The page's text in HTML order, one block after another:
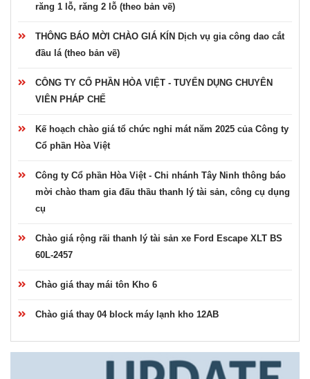
răng 1 lỗ, răng 2 lỗ (theo bản vẽ)
THÔNG BÁO MỜI CHÀO GIÁ KÍN Dịch vụ gia công dao cắt
đầu lá (theo bản vẽ)
CÔNG TY CỔ PHẦN HÒA VIỆT - TUYỂN DỤNG CHUYÊN
VIÊN PHÁP CHẾ
Kế hoạch chào giá tổ chức nghỉ mát năm 2025 của Công ty
Cổ phần Hòa Việt
Công ty Cổ phần Hòa Việt - Chi nhánh Tây Ninh thông báo
mời chào tham gia đấu thầu thanh lý tài sản, công cụ dụng
cụ
Chào giá rộng rãi thanh lý tài sản xe Ford Escape XLT BS
60L-2457
Chào giá thay mái tôn Kho 6
Chào giá thay 04 block máy lạnh kho 12AB